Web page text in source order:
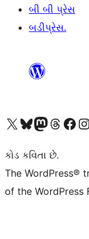
બી બી પ્રેસ
બડીપ્રેસ.
અમારા X (અગાઉ ટ્વિટર) એકાઉન્ટની મુલાકાત લોઅમારા Bluesky એકાઉન્ટની મુલાકાત લોઅમારા માસ્ટોડોન એકાઉન્ટની મુલાકાત લોઅમારા Threads એકાઉન્ટની મુલાકાત લો અમારા ફેસબુક પેજની મુલાકાત લોઅમારા ઇન્સ્ટાગ્રામ એકાઉન્ટની મુલાકાત લો
કોડ કવિતા છે.
The WordPress®
of the WordPress